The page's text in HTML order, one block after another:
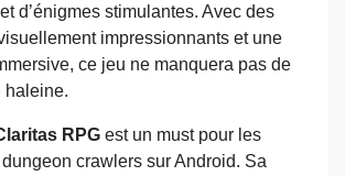
d’énigmes stimulantes. Avec des
impressionnants et une
ce jeu ne manquera pas de
haleine.
RPG est un must pour les
crawlers sur Android. Sa